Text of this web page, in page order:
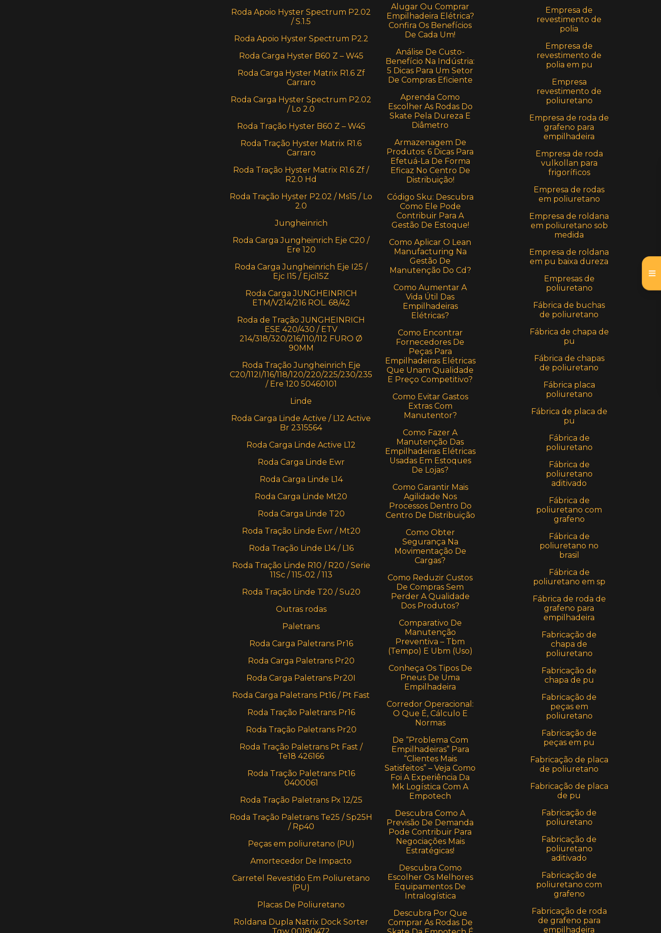
Roda Apoio Hyster Spectrum P2.02
/ S.1.5
Roda Apoio Hyster Spectrum P2.2
Roda Carga Hyster B60 Z – W45
Roda Carga Hyster Matrix R1.6 Zf
Carraro
Roda Carga Hyster Spectrum P2.02
/ Lo 2.0
Roda Tração Hyster B60 Z – W45
Roda Tração Hyster Matrix R1.6
Carraro
Roda Tração Hyster Matrix R1.6 Zf /
R2.0 Hd
Roda Tração Hyster P2.02 / Ms15 / Lo
2.0
Jungheinrich
Roda Carga Jungheinrich Eje C20 /
Ere 120
Roda Carga Jungheinrich Eje I25 /
Ejc I15 / Ejci15Z
Roda Carga JUNGHEINRICH
ETM/V214/216 ROL. 68/42
Roda de Tração JUNGHEINRICH
ESE 420/430 / ETV
214/318/320/216/110/112 FURO Ø
90MM
Roda Tração Jungheinrich Eje
C20/112I/116/118/120/220/225/230/235
/ Ere 120 50460101
Linde
Roda Carga Linde Active / L12 Active
Br 2315564
Roda Carga Linde Active L12
Roda Carga Linde Ewr
Roda Carga Linde L14
Roda Carga Linde Mt20
Roda Carga Linde T20
Roda Tração Linde Ewr / Mt20
Roda Tração Linde L14 / L16
Roda Tração Linde R10 / R20 / Serie
11Sc / 115-02 / 113
Roda Tração Linde T20 / Su20
Outras rodas
Paletrans
Roda Carga Paletrans Pr16
Roda Carga Paletrans Pr20
Roda Carga Paletrans Pr20I
Roda Carga Paletrans Pt16 / Pt Fast
Roda Tração Paletrans Pr16
Roda Tração Paletrans Pr20
Roda Tração Paletrans Pt Fast /
Te18 426166
Roda Tração Paletrans Pt16
0400061
Roda Tração Paletrans Px 12/25
Roda Tração Paletrans Te25 / Sp25H
/ Rp40
Peças em poliuretano (PU)
Amortecedor De Impacto
Carretel Revestido Em Poliuretano
(PU)
Placas De Poliuretano
Roldana Dupla Natrix Dock Sorter
Tgw 00180472
Alugar Ou Comprar
Empilhadeira Elétrica?
Confira Os Benefícios
De Cada Um!
Análise De Custo-
Benefício Na Indústria:
5 Dicas Para Um Setor
De Compras Eficiente
Aprenda Como
Escolher As Rodas Do
Skate Pela Dureza E
Diâmetro
Armazenagem De
Produtos: 6 Dicas Para
Efetuá-La De Forma
Eficaz No Centro De
Distribuição!
Código Sku: Descubra
Como Ele Pode
Contribuir Para A
Gestão De Estoque!
Como Aplicar O Lean
Manufacturing Na
Gestão De
Manutenção Do Cd?
Como Aumentar A
Vida Útil Das
Empilhadeiras
Elétricas?
Como Encontrar
Fornecedores De
Peças Para
Empilhadeiras Elétricas
Que Unam Qualidade
E Preço Competitivo?
Como Evitar Gastos
Extras Com
Manutentor?
Como Fazer A
Manutenção Das
Empilhadeiras Elétricas
Usadas Em Estoques
De Lojas?
Como Garantir Mais
Agilidade Nos
Processos Dentro Do
Centro De Distribuição
Como Obter
Segurança Na
Movimentação De
Cargas?
Como Reduzir Custos
De Compras Sem
Perder A Qualidade
Dos Produtos?
Comparativo De
Manutenção
Preventiva – Tbm
(Tempo) E Ubm (Uso)
Conheça Os Tipos De
Pneus De Uma
Empilhadeira
Corredor Operacional:
O Que É, Cálculo E
Normas
De “Problema Com
Empilhadeiras” Para
“Clientes Mais
Satisfeitos” – Veja Como
Foi A Experiência Da
Mk Logística Com A
Empotech
Descubra Como A
Previsão De Demanda
Pode Contribuir Para
Negociações Mais
Estratégicas!
Descubra Como
Escolher Os Melhores
Equipamentos De
Intralogística
Descubra Por Que
Comprar As Rodas De
Empresa de
revestimento de
polia
Empresa de
revestimento de
polia em pu
Empresa
revestimento de
poliuretano
Empresa de roda de
grafeno para
empilhadeira
Empresa de roda
vulkollan para
frigoríficos
Empresa de rodas
em poliuretano
Empresa de roldana
em poliuretano sob
medida
Empresa de roldana
em pu baixa dureza
Empresas de
poliuretano
Fábrica de buchas
de poliuretano
Fábrica de chapa de
pu
Fábrica de chapas
de poliuretano
Fábrica placa
poliuretano
Fábrica de placa de
pu
Fábrica de
poliuretano
Fábrica de
poliuretano
aditivado
Fábrica de
poliuretano com
grafeno
Fábrica de
poliuretano no
brasil
Fábrica de
poliuretano em sp
Fábrica de roda de
grafeno para
empilhadeira
Fabricação de
chapa de
poliuretano
Fabricação de
chapa de pu
Fabricação de
peças em
poliuretano
Fabricação de
peças em pu
Fabricação de placa
de poliuretano
Fabricação de placa
de pu
Fabricação de
poliuretano
Fabricação de
poliuretano
aditivado
Fabricação de
poliuretano com
grafeno
Fabricação de roda
de grafeno para
empilhadeira